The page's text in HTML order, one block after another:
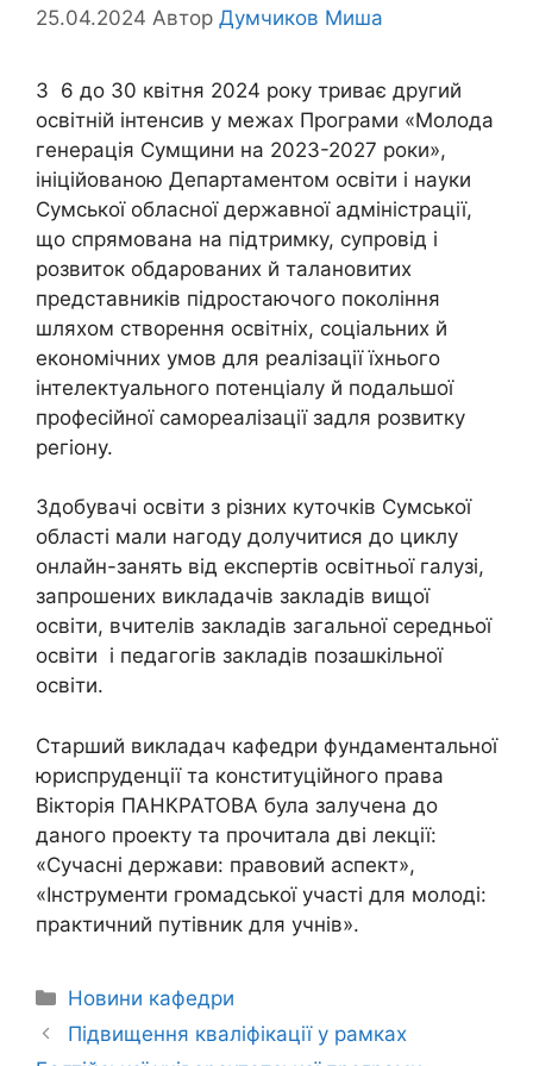
25.04.2024 Автор Думчиков Миша
З 6 до 30 квітня 2024 року триває другий
освітній інтенсив у межах Програми «Молода
генерація Сумщини на 2023-2027 роки»,
ініційованою Департаментом освіти і науки
Сумської обласної державної адміністрації,
що спрямована на підтримку, супровід і
розвиток обдарованих й талановитих
представників підростаючого покоління
шляхом створення освітніх, соціальних й
економічних умов для реалізації їхнього
інтелектуального потенціалу й подальшої
професійної самореалізації задля розвитку
регіону.
Здобувачі освіти з різних куточків Сумської
області мали нагоду долучитися до циклу
онлайн-занять від експертів освітньої галузі,
запрошених викладачів закладів вищої
освіти, вчителів закладів загальної середньої
освіти і педагогів закладів позашкільної
освіти.
Старший викладач кафедри фундаментальної
юриспруденції та конституційного права
Вікторія ПАНКРАТОВА була залучена до
даного проекту та прочитала дві лекції:
«Сучасні держави: правовий аспект»,
«Інструменти громадської участі для молоді:
практичний путівник для учнів».
Новини кафедри
Підвищення кваліфікації у рамках